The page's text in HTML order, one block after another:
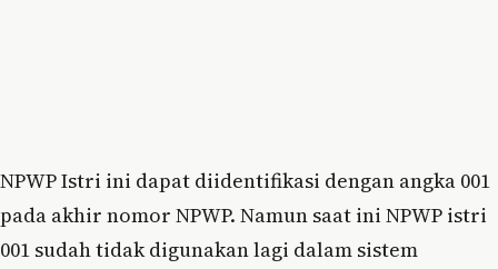
NPWP Istri ini dapat diidentifikasi dengan angka 001
pada akhir nomor NPWP. Namun saat ini NPWP istri
001 sudah tidak digunakan lagi dalam sistem